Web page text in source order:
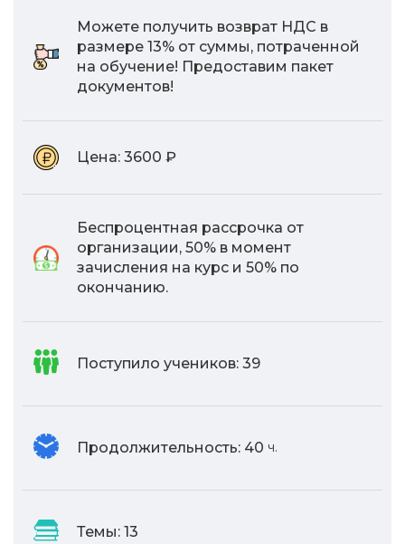
Можете получить возврат НДС в
размере 13% от суммы, потраченной
на обучение! Предоставим пакет
документов!
Цена: 3600 ₽
Беспроцентная рассрочка от
организации, 50% в момент
зачисления на курс и 50% по
окончанию.
Поступило учеников: 39
Продолжительность: 40 ч.
Темы: 13